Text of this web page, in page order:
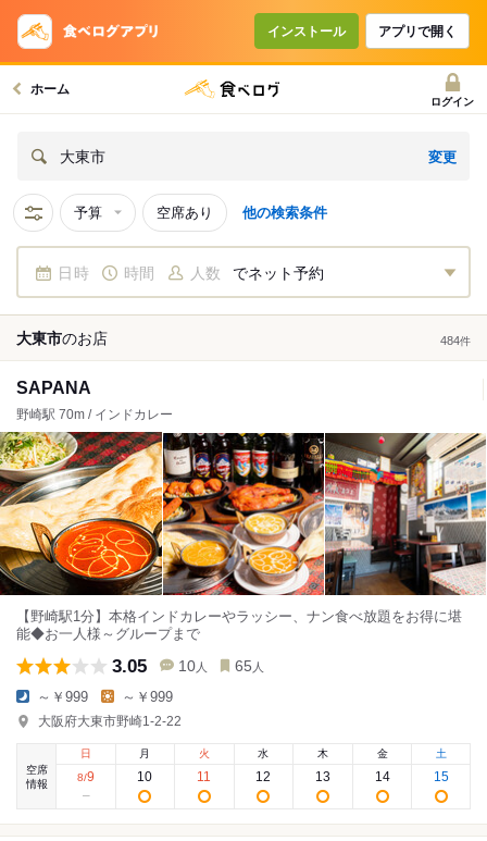
インストール アプリで開く
ホーム
ログイン
大東市 変更
予算 空席あり 他の検索条件
日時 時間 人数 でネット予約
大東市のお店 484件
SAPANA
野崎駅 70m / インドカレー
【野崎駅1分】本格インドカレーやラッシー、ナン食べ放題をお得に堪
能◆お一人様～グループまで
3.05 10 人 65 人
～￥999 ～￥999
大阪府大東市野崎1-2-22
空席
情報
日
8/9
月
10
火
11
水
12
木
13
金
14
土
15